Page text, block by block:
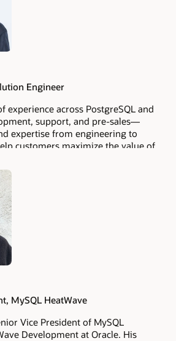
Engineer
experience across PostgreSQL and
support, and pre-sales—
expertise from engineering to
customers maximize the value of
MySQL HeatWave
Vice President of MySQL
Development at Oracle. His